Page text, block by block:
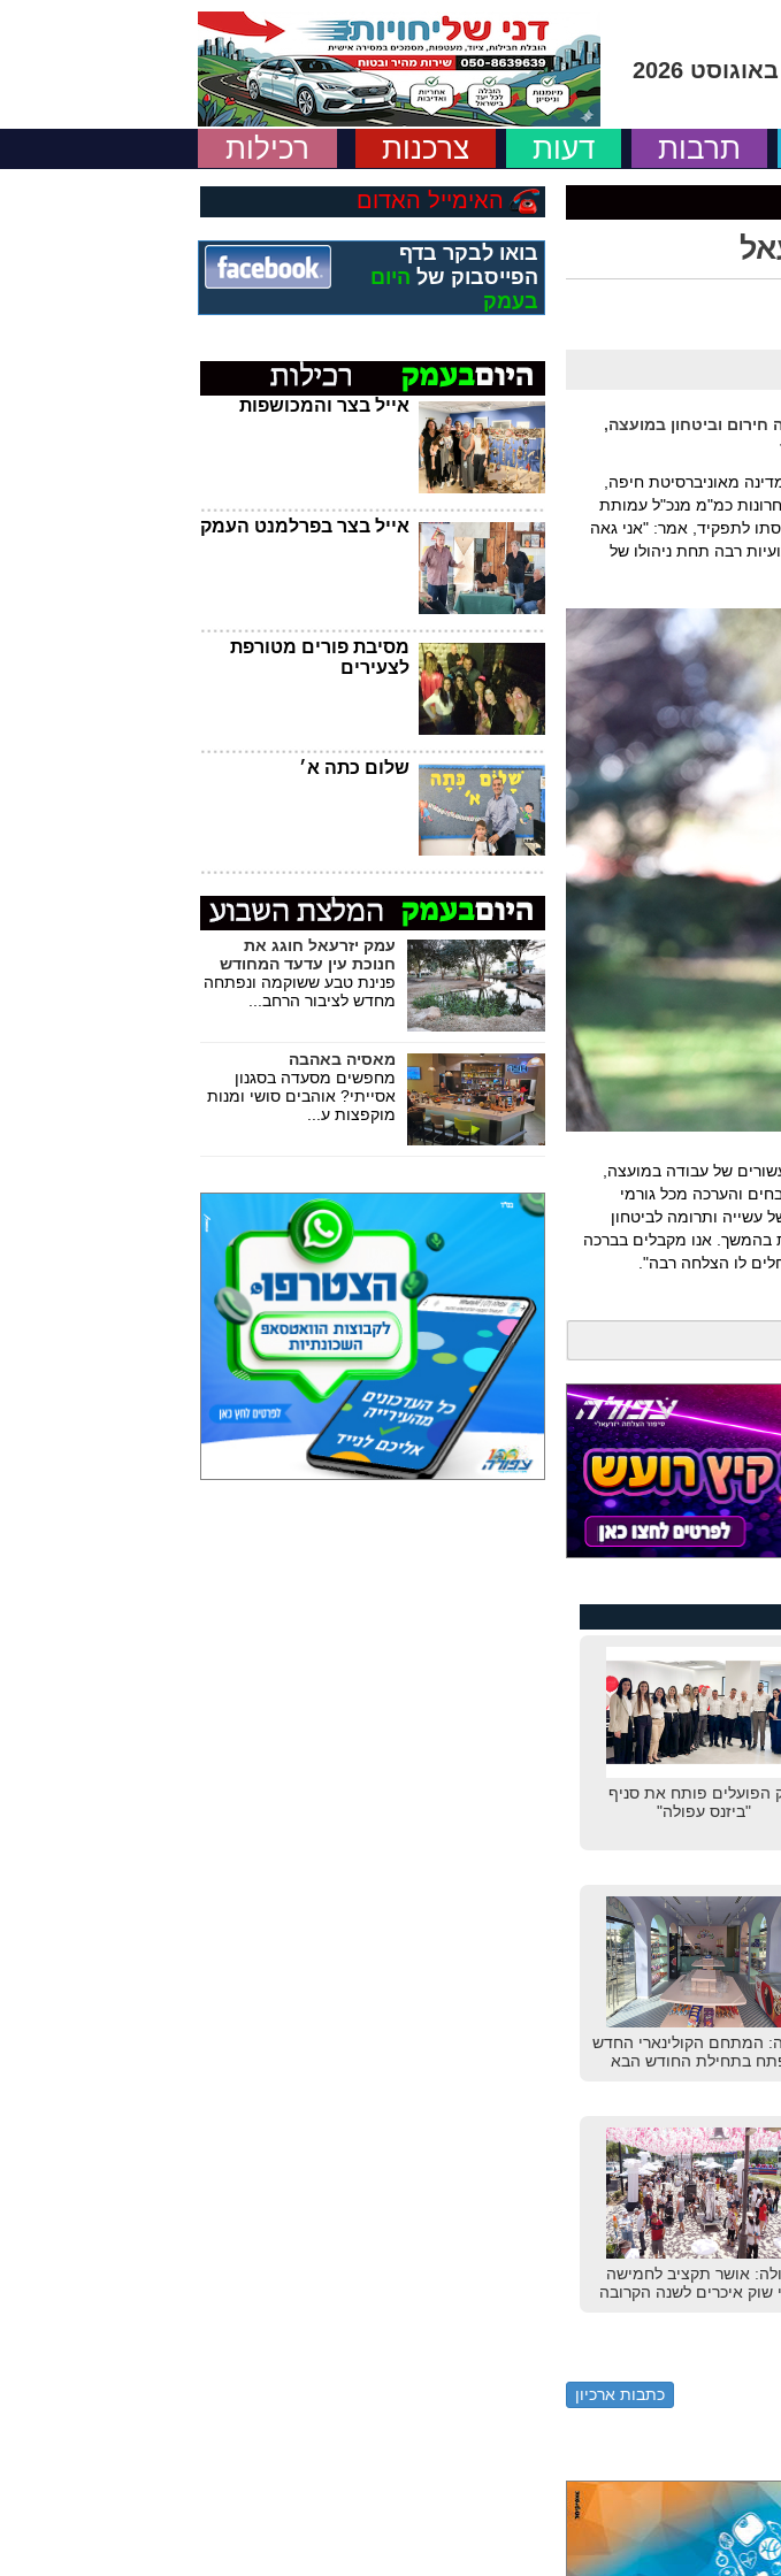
תרבות דעות צרכנות רכילות
חירום וביטחון במועצה,
מאוניברסיטת חיפה,
כמ"מ מנכ"ל עמותת
לתפקיד, אמר: "אני גאה
רבה תחת ניהולו של
של עבודה במועצה,
והערכה מכל גורמי
עשייה ותרומה לביטחון
בהמשך. אנו מקבלים בברכה
לו הצלחה רבה".
הפועלים פותח את סניף
"ביזנס עפולה"
המתחם הקולינארי החדש
בתחילת החודש הבא
אושר תקציב לחמישה
שוק איכרים לשנה הקרובה
כתבות ארכיון
האימייל האדום
בואו לבקר בדף
הפייסבוק של היום
בעמק
אייל בצר והמכושפות
אייל בצר בפרלמנט העמק
מסיבת פורים מטורפת
לצעירים
שלום כתה א׳
עמק יזרעאל חוגג את
חנוכת עין עדעד המחודש
פנינת טבע ששוקמה ונפתחה
מחדש לציבור הרחב...
מאסיה באהבה
מחפשים מסעדה בסגנון
אסייתי? אוהבים סושי ומנות
מוקפצות ע...